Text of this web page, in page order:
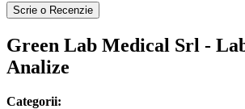
Scrie o Recenzie
Green Lab Medical Srl -
Analize
Categorii: